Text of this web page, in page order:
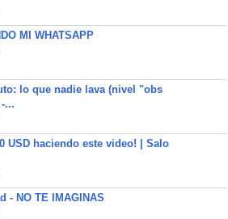
MI WHATSAPP
lo que nadie lava (nivel "obs
...
USD haciendo este video! | Salo
- NO TE IMAGINAS